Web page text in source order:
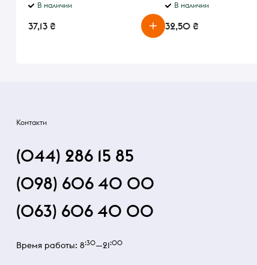
В наличии
37,13 ₴
В наличии
32,50 ₴
Контакти
(044) 286 15 85
(098) 606 40 00
(063) 606 40 00
Время работы: 8:30—21:00